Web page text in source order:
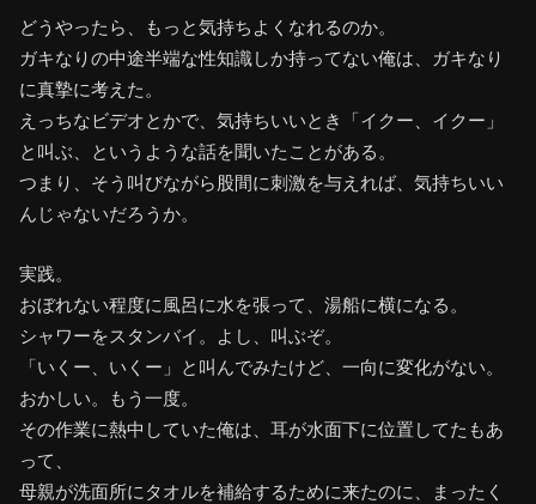
どうやったら、もっと気持ちよくなれるのか。
ガキなりの中途半端な性知識しか持ってない俺は、ガキなり
に真摯に考えた。
えっちなビデオとかで、気持ちいいとき「イクー、イクー」
と叫ぶ、というような話を聞いたことがある。
つまり、そう叫びながら股間に刺激を与えれば、気持ちいい
んじゃないだろうか。
実践。
おぼれない程度に風呂に水を張って、湯船に横になる。
シャワーをスタンバイ。よし、叫ぶぞ。
「いくー、いくー」と叫んでみたけど、一向に変化がない。
おかしい。もう一度。
その作業に熱中していた俺は、耳が水面下に位置してたもあ
って、
母親が洗面所にタオルを補給するために来たのに、まったく